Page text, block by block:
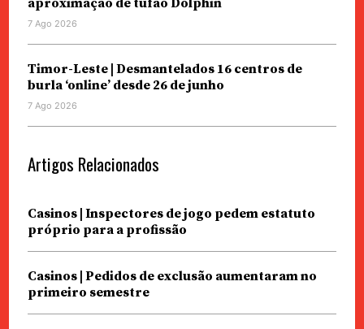
7 Ago 2026
Timor-Leste | Desmantelados 16 centros de
burla ‘online’ desde 26 de junho
7 Ago 2026
Artigos Relacionados
Casinos | Inspectores de jogo pedem estatuto
próprio para a profissão
Casinos | Pedidos de exclusão aumentaram no
primeiro semestre